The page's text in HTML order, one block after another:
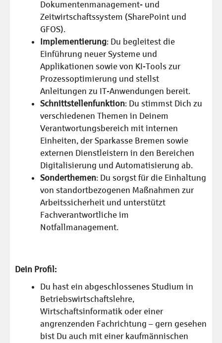
Dokumentenmanagement- und
Zeitwirtschaftssystem (SharePoint und
GFOS).
Implementierung: Du begleitest die
Einführung neuer Systeme und
Applikationen sowie von KI-Tools zur
Prozessoptimierung und stellst
Anleitungen zu IT-Anwendungen bereit.
Schnittstellenfunktion: Du stimmst Dich zu
verschiedenen Themen in Deinem
Verantwortungsbereich mit internen
Einheiten, der Sparkasse Bremen sowie
externen Dienstleistern in den Bereichen
Digitalisierung und Automatisierung ab.
Sonderthemen: Du sorgst für die Einhaltung
von standortbezogenen Maßnahmen zur
Arbeitssicherheit und unterstützt
Fachverantwortliche im
Notfallmanagement.
Dein Profil:
Du hast ein abgeschlossenes Studium in
Betriebswirtschaftslehre,
Wirtschaftsinformatik oder einer
angrenzenden Fachrichtung – gern gesehen
bist Du auch mit einer kaufmännischen